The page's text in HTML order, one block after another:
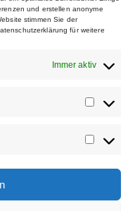
und erstellen anonyme
stimmen Sie der
für weitere
Immer aktiv